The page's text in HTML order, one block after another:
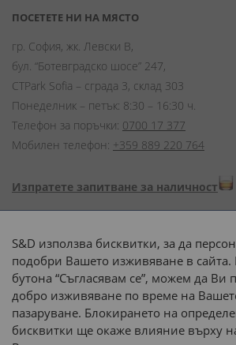
ПОСЕТЕТЕ НИ НА МЯСТО
гр. София, жк. Левски В,
бул. “Ботевградско шосе” 247,
CTPark Sofia – сграда 3, склад 303
Понеделник – петък: 8:30 – 16:30 ч.
Телефон за поръчки: 0700 17 377
Мобилен телефон: +359 889 220 764
Изпратете запитване за наличност
Начини на плащане:
Доставка до адрес с:
S&D използва бисквитки, за да
подобри Вашето изживяване в
бутона “Съгласявам се”, можем да Ви
добро изживяване по време на
пазаруване. Блокирането на
бисквитки ще окаже влияние върху